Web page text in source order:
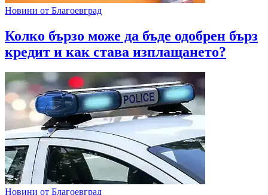
Новини от Благоевград
Колко бързо може да бъде одобрен бърз
кредит и как става изплащането?
Новини от Благоевград